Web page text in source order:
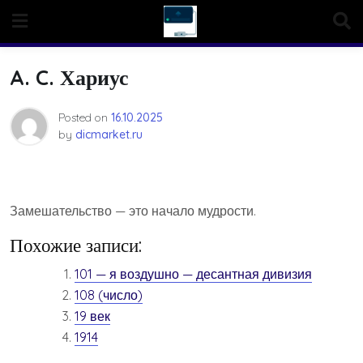
content
A. C. Хариус
Posted on 16.10.2025
by dicmarket.ru
Замешательство — это начало мудрости.
Похожие записи:
101 — я воздушно — десантная дивизия
108 (число)
19 век
1914